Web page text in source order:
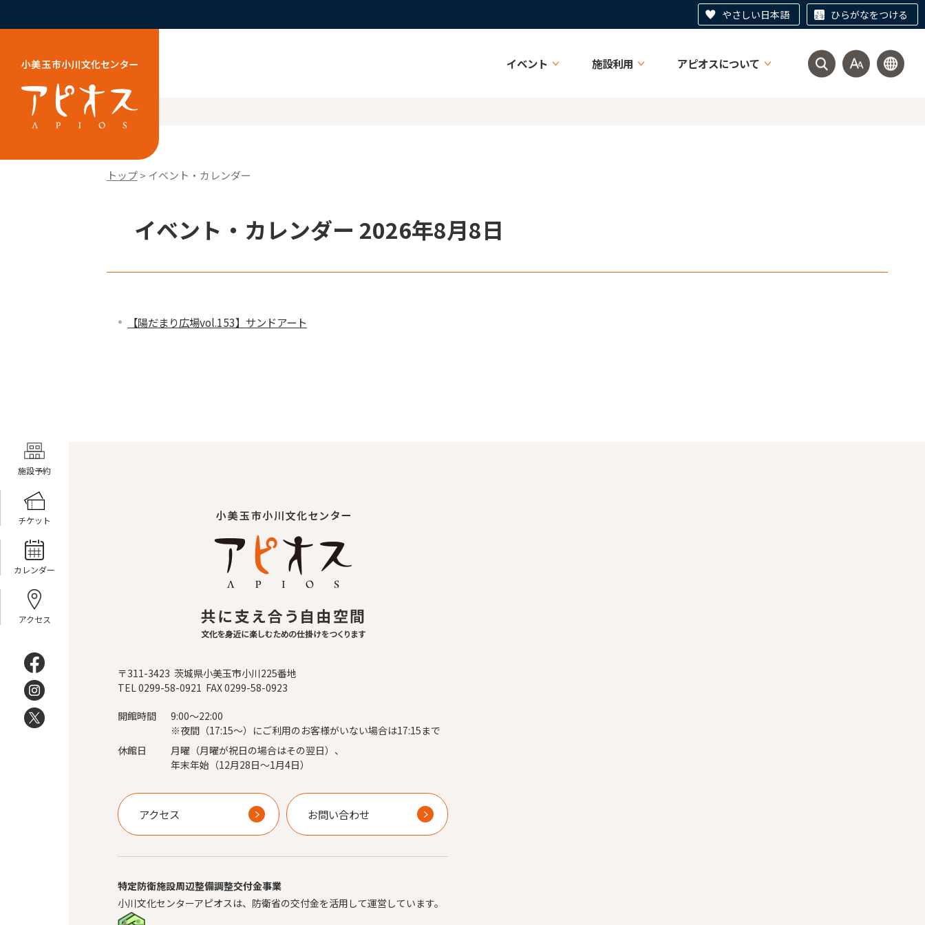
やさしい日本語 ひらがなをつける
イベント 施設利用 アピオスについて
施設予約
チケット
カレンダー
アクセス
トップ> イベント・カレンダー
イベント・カレンダー 2026年8月8日
【陽だまり広場vol.153】サンドアート
〒311-3423 茨城県小美玉市小川225番地
TEL 0299-58-0921 FAX 0299-58-0923
開館時間
9:00～22:00
※夜間（17:15～）にご利用のお客様がいない場合は17:15まで
休館日
月曜（月曜が祝日の場合はその翌日）、
年末年始（12月28日～1月4日）
アクセス お問い合わせ
特定防衛施設周辺整備調整交付金事業
小川文化センターアピオスは、防衛省の交付金を活用して運営しています。